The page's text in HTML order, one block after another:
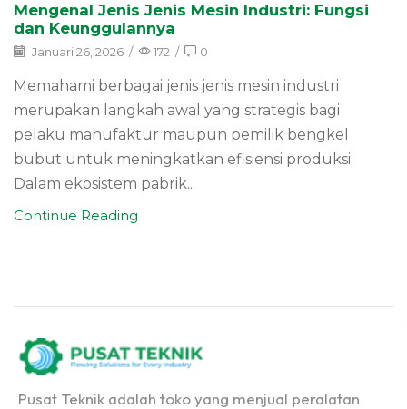
Mengenal Jenis Jenis Mesin Industri: Fungsi
dan Keunggulannya
Januari 26, 2026 / 172 / 0
Memahami berbagai jenis jenis mesin industri
merupakan langkah awal yang strategis bagi
pelaku manufaktur maupun pemilik bengkel
bubut untuk meningkatkan efisiensi produksi.
Dalam ekosistem pabrik...
Continue Reading
Pusat Teknik adalah toko yang menjual peralatan